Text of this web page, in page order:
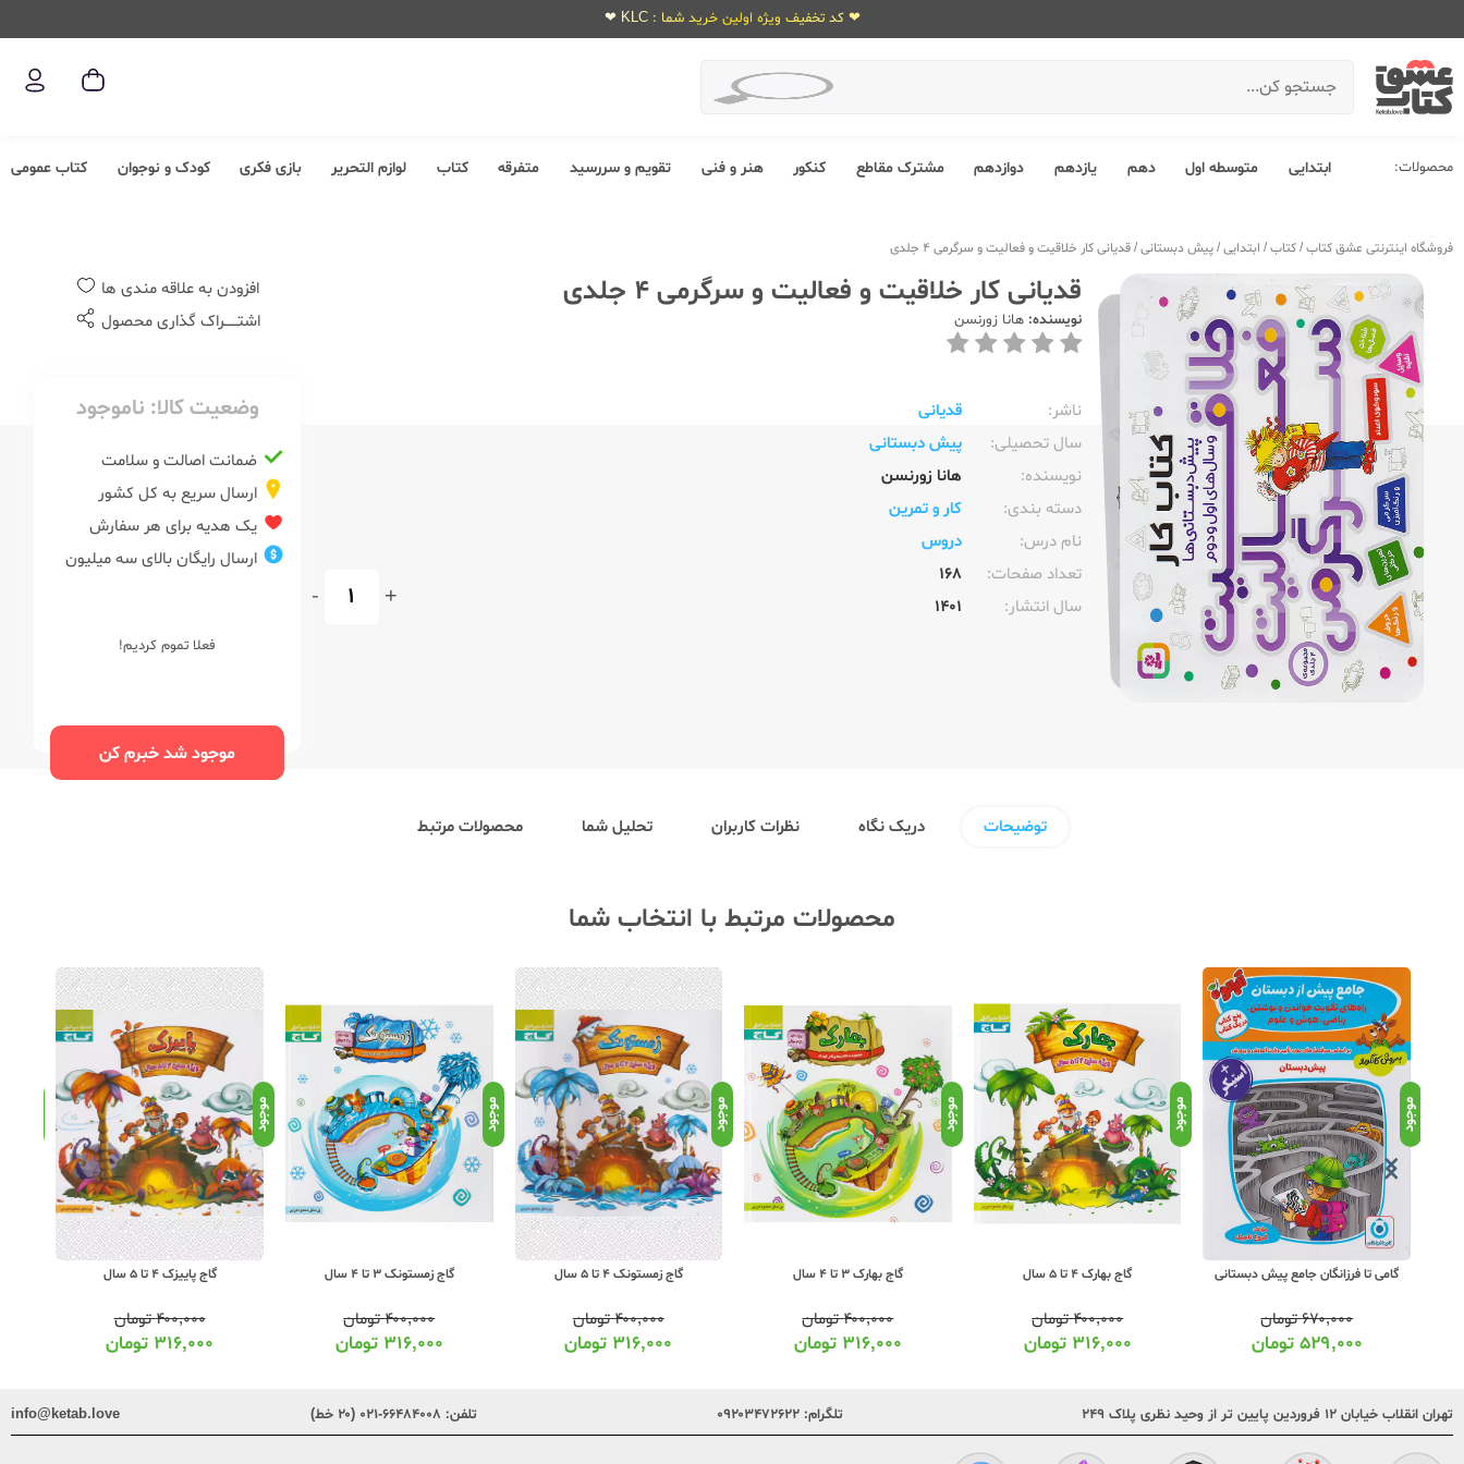
❤ کد تخفیف ویژه اولین خرید شما : KLC ❤
محصولات: ابتدایی متوسطه اول دهم یازدهم دوازدهم مشترک مقاطع کنکور هنر و فنی تقویم و سررسید متفرقه کتاب لوازم التحریر بازی فکری کودک و نوجوان کتاب عمومی
فروشگاه اینترنتی عشق کتاب/کتاب/ ابتدایی/پیش دبستانی/قدیانی کار خلاقیت و فعالیت و سرگرمی 4 جلدی
قدیانی کار خلاقیت و فعالیت و سرگرمی 4 جلدی
نویسنده: هانا زورنسن
ناشر:‌
قدیانی
سال تحصیلی:‌
پیش دبستانی
نویسنده:‌
هانا زورنسن
دسته بندی:
کار و تمرین
نام درس:
دروس
تعداد صفحات:‌
168
سال انتشار:‌
1401
+
-
افزودن به علاقه مندی ها
اشتــــــراک گذاری محصول
وضعیت کالا: ناموجود
ضمانت اصالت و سلامت
ارسال سریع به کل کشور
یک هدیه برای هر سفارش
ارسال رایگان بالای سه میلیون
فعلا تموم کردیم!
موجود شد خبرم کن
توضیحات دریک نگاه نظرات کاربران تحلیل شما محصولات مرتبط
محصولات مرتبط با انتخاب شما
موجود
گامی تا فرزانگان جامع پیش دبستانی
۶۷۰,۰۰۰تومان
۵۲۹,۰۰۰ تومان
موجود
گاج بهارک 4 تا 5 سال
۴۰۰,۰۰۰تومان
۳۱۶,۰۰۰ تومان
موجود
گاج بهارک 3 تا 4 سال
۴۰۰,۰۰۰تومان
۳۱۶,۰۰۰ تومان
موجود
گاج زمستونک 4 تا 5 سال
۴۰۰,۰۰۰تومان
۳۱۶,۰۰۰ تومان
موجود
گاج زمستونک 3 تا 4 سال
۴۰۰,۰۰۰تومان
۳۱۶,۰۰۰ تومان
موجود
گاج پاییزک 4 تا 5 سال
۴۰۰,۰۰۰تومان
۳۱۶,۰۰۰ تومان
تهران انقلاب خیابان ۱۲ فروردین پایین تر از وحید نظری پلاک ۲۴۹ تلگرام: ۰۹۲۰۳۴۷۲۶۲۲ تلفن: ۶۶۴۸۴۰۰۸-۰۲۱ (۲۰ خط) info@ketab.love